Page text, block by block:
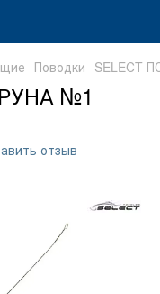
Поводки SELECT
№1
отзыв